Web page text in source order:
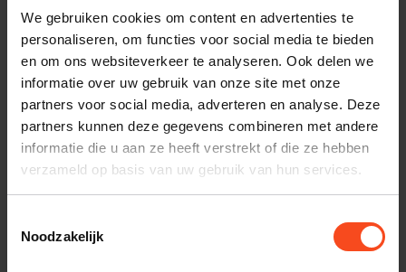
We gebruiken cookies om content en advertenties te
personaliseren, om functies voor social media te bieden
en om ons websiteverkeer te analyseren. Ook delen we
informatie over uw gebruik van onze site met onze
partners voor social media, adverteren en analyse. Deze
partners kunnen deze gegevens combineren met andere
informatie die u aan ze heeft verstrekt of die ze hebben
verzameld op basis van uw gebruik van hun services.
Noodzakelijk
nodig bij je bestelling? Neem contact op met onze
klantenservice.
Interesse in product